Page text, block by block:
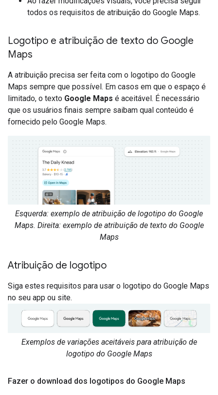
todos os requisitos de atribuição do Google Maps.
Logotipo e atribuição de texto do Google
Maps
A atribuição precisa ser feita com o logotipo do Google
Maps sempre que possível. Em casos em que o espaço é
limitado, o texto Google Maps é aceitável. É necessário
que os usuários finais sempre saibam qual conteúdo é
fornecido pelo Google Maps.
Esquerda: exemplo de atribuição de logotipo do Google
Maps. Direita: exemplo de atribuição de texto do Google
Maps
Atribuição de logotipo
Siga estes requisitos para usar o logotipo do Google Maps
no seu app ou site.
Exemplos de variações aceitáveis para atribuição de
logotipo do Google Maps
Fazer o download dos logotipos do Google Maps